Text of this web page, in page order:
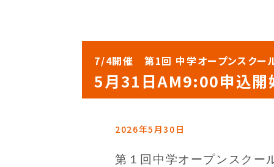
7/4開催 第1回 中学オープンスク
5月31日AM9:00申込開
2026年5月30日
第１回中学オープンスクー